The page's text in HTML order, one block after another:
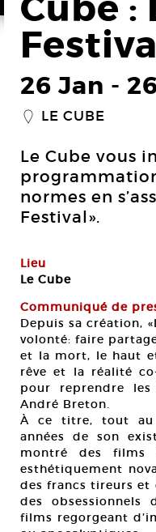
26 Jan -
_ LE CUBE
Le Cube vous
normes en
Festival».
Lieu
Le Cube
Communiqué de
Depuis sa création,
volonté: faire
et la mort, le haut
rêve et la réalité
pour reprendre
André Breton.
À ce titre, tout au
années de son
montré des films
esthétiquement
des francs tireurs et
des obsessionnels
films regorgeant